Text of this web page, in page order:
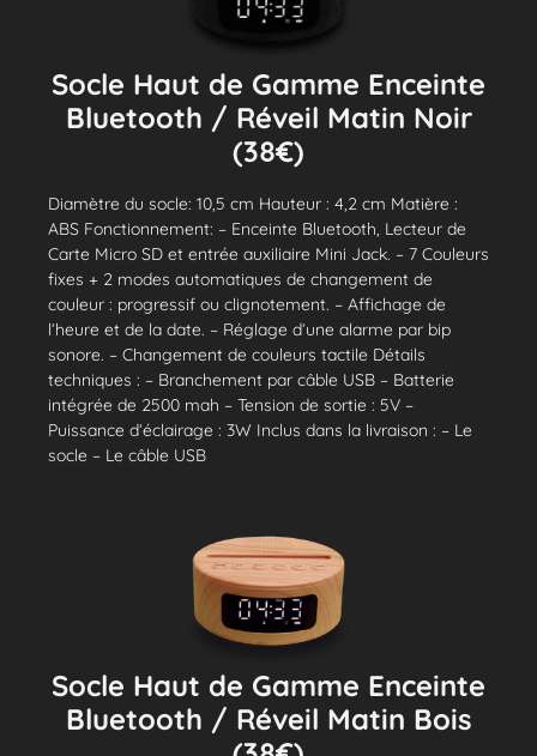
Socle Haut de Gamme Enceinte
Bluetooth / Réveil Matin Noir
(38€)
Diamètre du socle: 10,5 cm Hauteur : 4,2 cm Matière :
ABS Fonctionnement: – Enceinte Bluetooth, Lecteur de
Carte Micro SD et entrée auxiliaire Mini Jack. – 7 Couleurs
fixes + 2 modes automatiques de changement de
couleur : progressif ou clignotement. – Affichage de
l’heure et de la date. – Réglage d’une alarme par bip
sonore. – Changement de couleurs tactile Détails
techniques : – Branchement par câble USB – Batterie
intégrée de 2500 mah – Tension de sortie : 5V –
Puissance d’éclairage : 3W Inclus dans la livraison : – Le
socle – Le câble USB
Socle Haut de Gamme Enceinte
Bluetooth / Réveil Matin Bois